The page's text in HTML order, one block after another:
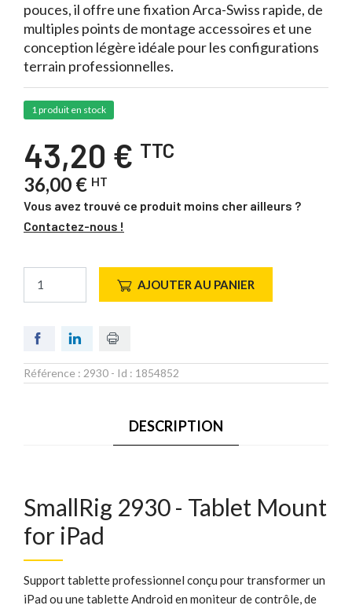
pouces, il offre une fixation Arca-Swiss rapide, de
multiples points de montage accessoires et une
conception légère idéale pour les configurations
terrain professionnelles.
1 produit en stock
43,20 € TTC
36,00 € HT
Vous avez trouvé ce produit moins cher ailleurs ?
Contactez-nous !
AJOUTER AU PANIER
Référence : 2930 - Id : 1854852
DESCRIPTION
SmallRig 2930 - Tablet Mount
for iPad
Support tablette professionnel conçu pour transformer un
iPad ou une tablette Android en moniteur de contrôle, de